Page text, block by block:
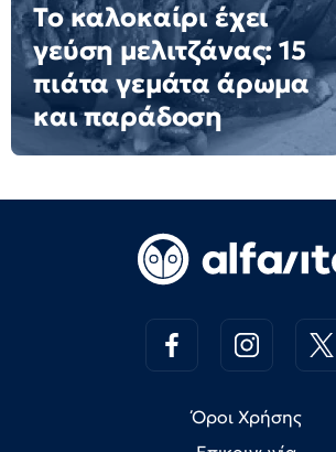
Το καλοκαίρι έχει
γεύση μελιτζάνας: 15
πιάτα γεμάτα άρωμα
και παράδοση
Όροι Χρήσης